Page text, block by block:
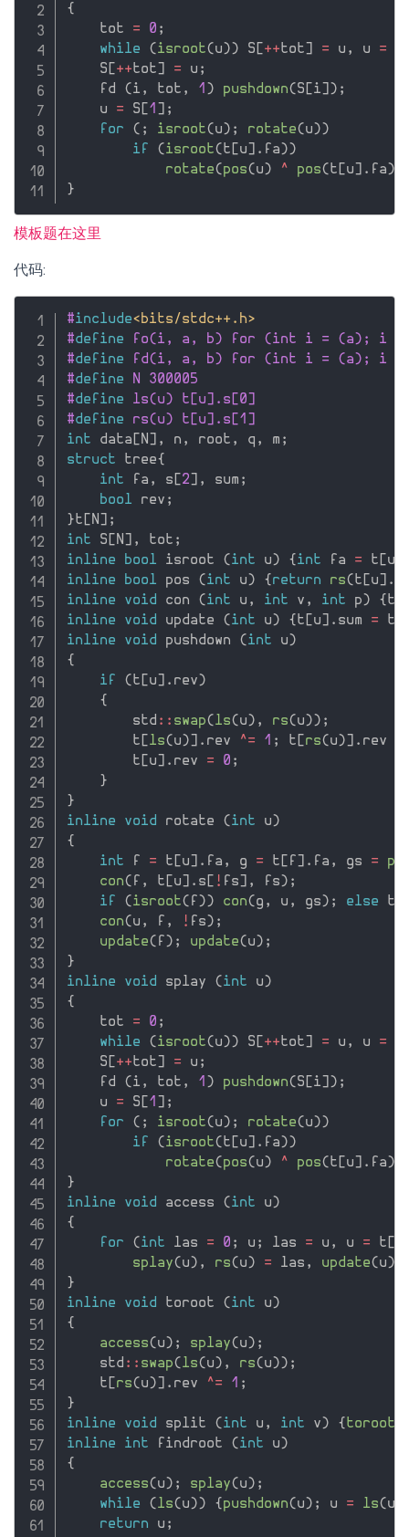
{
    tot
= 0 ;
while
(isroot(u)) S [++tot] = u , u =
    S
[++tot] = u ;
    fd
(i , tot , 1 ) pushdown(S [i] ) ;
    u
= S [1 ] ;
for
( ; isroot(u) ; rotate(u))
if
(isroot(t [u] . fa))
rotate(pos(u) ^ pos(t [u] . fa)
}
模板题在这里
代码:
#include<bits/stdc++.h>
#define fo(i, a, b) for (int i = (a); i
#define fd(i, a, b) for (int i = (a); i
#define N 300005
#define ls(u) t[u].s[0]
#define rs(u) t[u].s[1]
int data N , n , root , q , m ;
struct tree{
int fa , s 2 , sum ;
bool rev ;
}t N
;
int S N , tot ;
inline
bool isroot ( int u ) { int fa = t u
inline
bool pos ( int u ) { return rs( t u .
inline
void con ( int u , int v , int p ) { t
inline
void update ( int u ) { t u . sum = t
inline
void pushdown ( int u )
{
if
( t u . rev )
{
        std
:: swap( ls( u ) , rs( u ) ) ;
        t
ls( u ) . rev ^= 1 ; t rs( u ) . rev
        t
u . rev = 0 ;
}
}
inline
void rotate ( int u )
{
int f = t u . fa , g = t f . fa , gs =
con( f , t u . s ! fs , fs ) ;
if
( isroot( f ) ) con( g , u , gs ) ; else t
con( u , f , ! fs ) ;
update( f ) ; update( u ) ;
}
inline
void splay ( int u )
{
    tot
= 0 ;
while
( isroot( u ) ) S ++tot = u , u =
    S
++tot = u ;
    fd
( i , tot , 1 ) pushdown( S i ) ;
    u
= S 1
;
for
( ; isroot( u ) ; rotate( u ) )
if
( isroot( t u . fa ) )
rotate( pos( u ) ^ pos( t u . fa )
}
inline
void access ( int u )
{
for
( int las = 0 ; u ; las = u , u = t
splay( u ) , rs( u ) = las , update( u )
}
inline
void toroot ( int u )
{
access( u ) ; splay( u ) ;
    std
:: swap( ls( u ) , rs( u ) ) ;
    t
rs( u ) . rev ^= 1 ;
}
inline
void split ( int u , int v ) { toroot
inline
int findroot ( int u )
{
access( u ) ; splay( u ) ;
while
( ls( u ) ) { pushdown( u ) ; u = ls( u
return u ;